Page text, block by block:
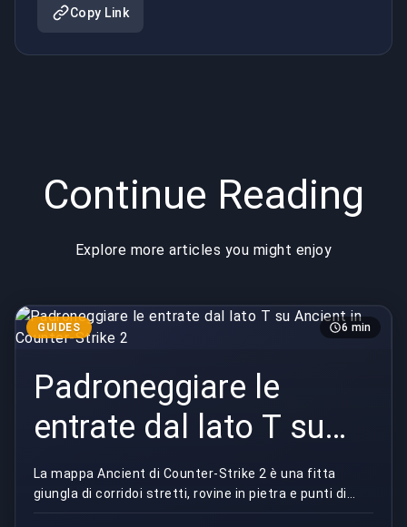
Copy Link
Continue Reading
Explore more articles you might enjoy
GUIDES 6 min
Padroneggiare le
entrate dal lato T su
Ancient in Counter-
Strike 2
La mappa Ancient di Counter-Strike 2 è una fitta
giungla di corridoi stretti, rovine in pietra e punti di
blocco strategici. Sebbene sia spesso consid...